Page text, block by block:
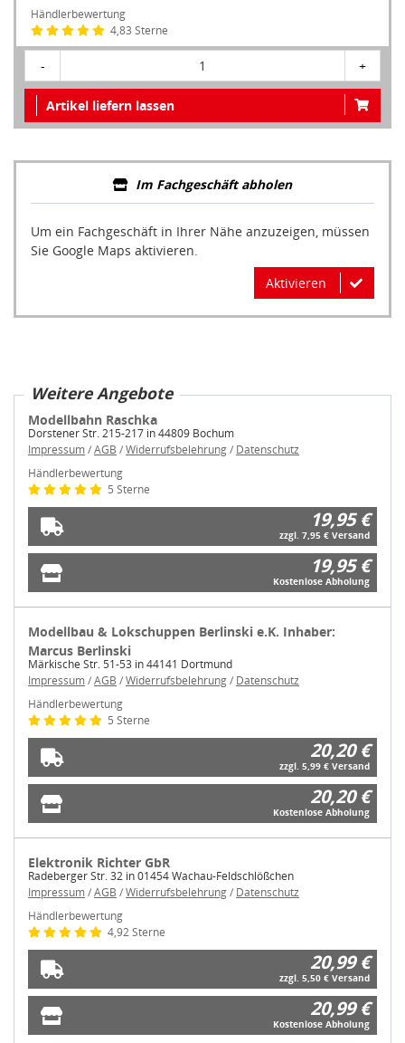
Händlerbewertung
4,83 Sterne
- 1 +
Artikel liefern lassen
Im Fachgeschäft abholen
Um ein Fachgeschäft in Ihrer Nähe anzuzeigen, müssen
Sie Google Maps aktivieren.
Aktivieren
Weitere Angebote
Modellbahn Raschka
Dorstener Str. 215-217 in 44809 Bochum
Impressum/AGB /Widerrufsbelehrung/ Datenschutz
Händlerbewertung
5 Sterne
19,95 €
zzgl. 7,95 € Versand
19,95 €
Kostenlose Abholung
Modellbau & Lokschuppen Berlinski e.K. Inhaber:
Marcus Berlinski
Märkische Str. 51-53 in 44141 Dortmund
Impressum/AGB /Widerrufsbelehrung/ Datenschutz
Händlerbewertung
5 Sterne
20,20 €
zzgl. 5,99 € Versand
20,20 €
Kostenlose Abholung
Elektronik Richter GbR
Radeberger Str. 32 in 01454 Wachau-Feldschlößchen
Impressum/AGB /Widerrufsbelehrung/ Datenschutz
Händlerbewertung
4,92 Sterne
20,99 €
zzgl. 5,50 € Versand
20,99 €
Kostenlose Abholung